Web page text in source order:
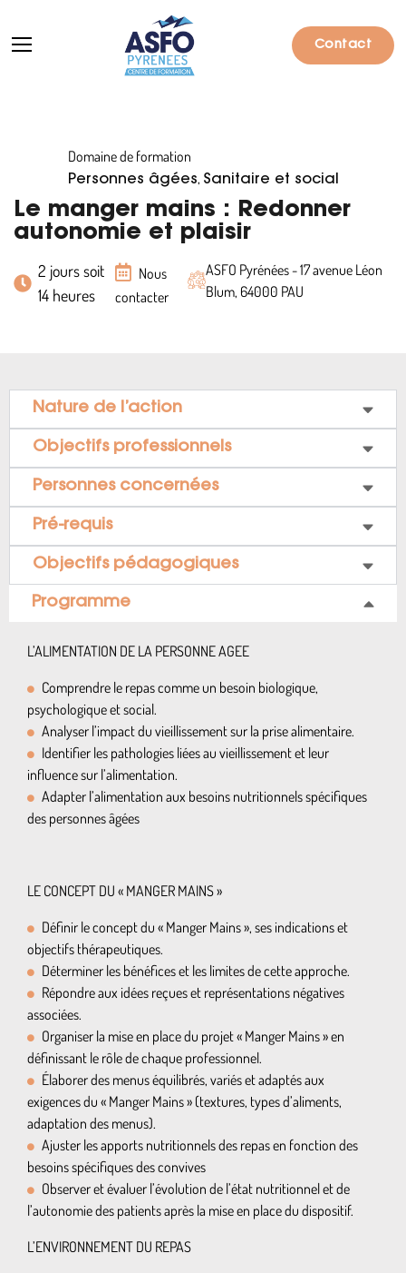
Contact
Formations
Entreprises
Qui sommes-nous ?
Notre catalogue
Domaine de formation
Personnes âgées, Sanitaire et social
Le manger mains : Redonner
autonomie et plaisir
2 jours soit
14 heures
Nous
contacter
ASFO Pyrénées - 17 avenue Léon
Blum, 64000 PAU
Nature de l’action
Objectifs professionnels
Personnes concernées
Pré-requis
Objectifs pédagogiques
Programme
L’ALIMENTATION DE LA PERSONNE AGEE
Comprendre le repas comme un besoin biologique,
psychologique et social.
Analyser l’impact du vieillissement sur la prise alimentaire.
Identifier les pathologies liées au vieillissement et leur
influence sur l’alimentation.
Adapter l’alimentation aux besoins nutritionnels spécifiques
des personnes âgées
LE CONCEPT DU « MANGER MAINS »
Définir le concept du « Manger Mains », ses indications et
objectifs thérapeutiques.
Déterminer les bénéfices et les limites de cette approche.
Répondre aux idées reçues et représentations négatives
associées.
Organiser la mise en place du projet « Manger Mains » en
définissant le rôle de chaque professionnel.
Élaborer des menus équilibrés, variés et adaptés aux
exigences du « Manger Mains » (textures, types d’aliments,
adaptation des menus).
Ajuster les apports nutritionnels des repas en fonction des
besoins spécifiques des convives
Observer et évaluer l’évolution de l’état nutritionnel et de
l’autonomie des patients après la mise en place du dispositif.
L’ENVIRONNEMENT DU REPAS